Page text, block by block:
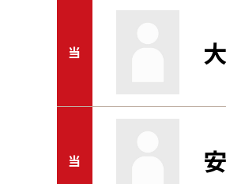
当
当